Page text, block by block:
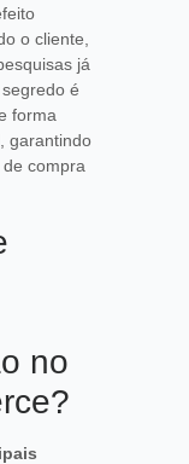
o cliente,
já
é
forma
garantindo
compra
no